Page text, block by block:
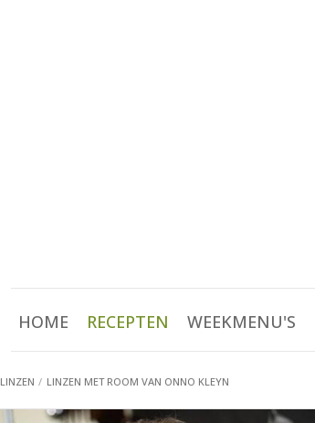
HOME RECEPTEN WEEKMENU'S
LINZEN LINZEN MET ROOM VAN ONNO KLEYN